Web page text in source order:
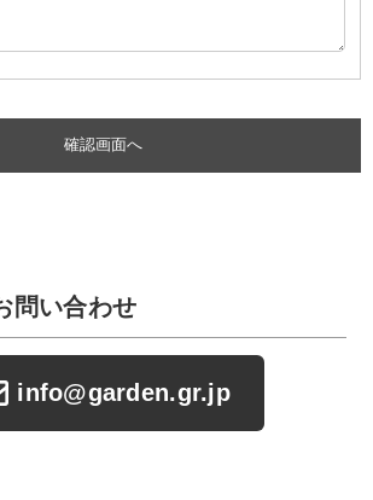
問い合わせ
info@garden.gr.jp